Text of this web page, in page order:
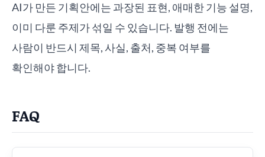
AI가 만든 기획안에는 과장된 표현, 애매한 기능 설명,
이미 다룬 주제가 섞일 수 있습니다. 발행 전에는
사람이 반드시 제목, 사실, 출처, 중복 여부를
확인해야 합니다.
FAQ